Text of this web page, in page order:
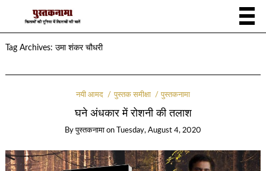
Tag Archives: उमा शंकर चौधरी
नयी आमद पुस्तक समीक्षा पुस्तकनामा
घने अंधकार में रोशनी की तलाश
Byपुस्तकनामा on Tuesday, August 4, 2020